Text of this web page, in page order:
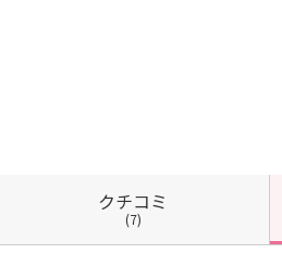
クチコミ
(7)